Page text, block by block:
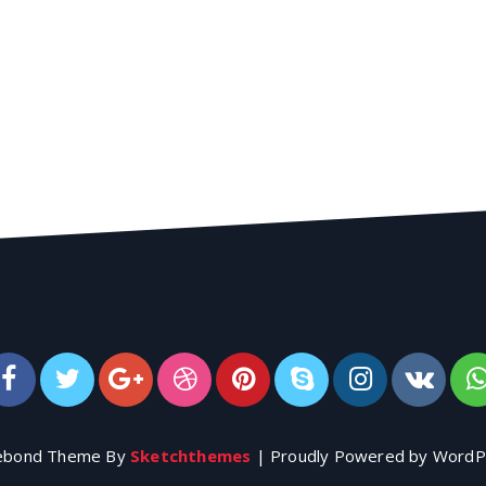
Theme By Sketchthemes | Proudly Powered by